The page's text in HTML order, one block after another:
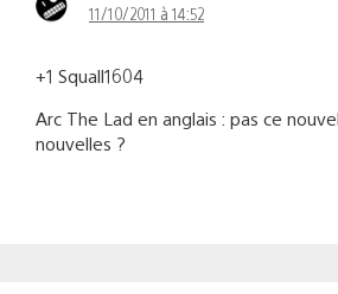
11/10/2011 à 14:52
+1 Squall1604
Arc The Lad en anglais : pas ce
nouvelles ?